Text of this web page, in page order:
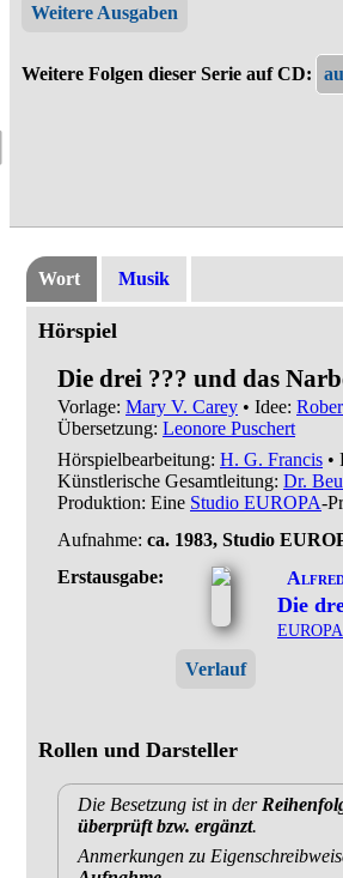
Weitere Ausgaben
Weitere Folgen dieser Serie auf CD:
Wort Musik
Hörspiel
Die drei ??? und das
Vorlage: Mary V. Carey • Idee:
Übersetzung: Leonore Puschert
Hörspielbearbeitung: H. G. Francis •
Künstlerische Gesamtleitung: Dr.
Produktion: Eine Studio EUROPA-
Aufnahme: ca. 1983, Studio
Erstausgabe:
Die
Verlauf
Rollen und Darsteller
Die Besetzung ist in der
überprüft bzw. ergänzt.
Anmerkungen zu